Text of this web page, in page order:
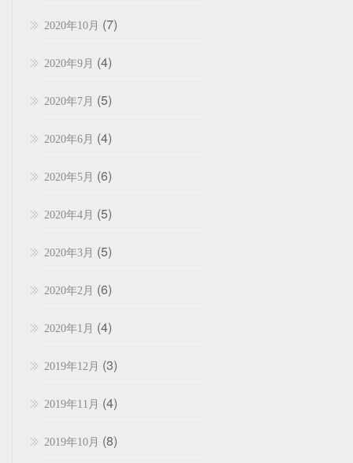
2020年10月 (7)
2020年9月 (4)
2020年7月 (5)
2020年6月 (4)
2020年5月 (6)
2020年4月 (5)
2020年3月 (5)
2020年2月 (6)
2020年1月 (4)
2019年12月 (3)
2019年11月 (4)
2019年10月 (8)